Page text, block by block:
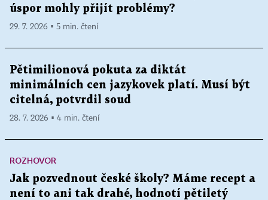
úspor mohly přijít problémy?
29. 7. 2026 ▪ 5 min. čtení
Pětimilionová pokuta za diktát
minimálních cen jazykovek platí. Musí být
citelná, potvrdil soud
28. 7. 2026 ▪ 4 min. čtení
ROZHOVOR
Jak pozvednout české školy? Máme recept a
není to ani tak drahé, hodnotí pětiletý